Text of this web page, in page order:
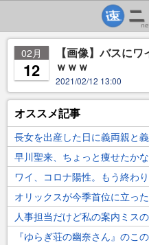
オススメ記事
早川聖来、ちょっと痩せたか
ワイ、コロナ陽性。もう終わ
オリックスが今季首位に立っ
02月
12
【画像】バスに
ｗｗｗ
2021/02/12 13:00